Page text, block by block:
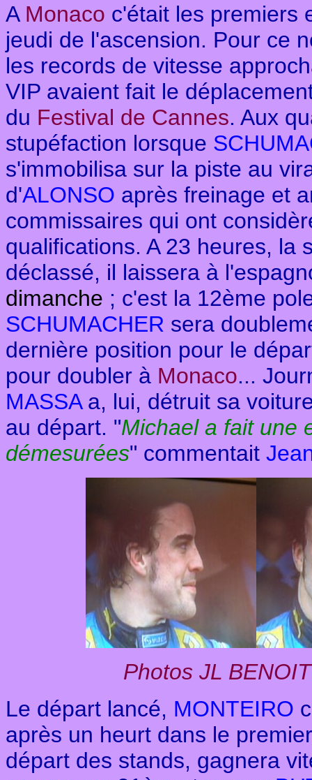
A Monaco c'était les premiers
jeudi de l'ascension. Pour ce
les records de vitesse
VIP avaient fait le
du Festival de Cannes. Aux
stupéfaction lorsque
s'immobilisa sur la piste au
d'ALONSO après freinage et
commissaires qui ont
qualifications. A 23 heures, la
déclassé, il laissera à
dimanche ; c'est la 12ème
SCHUMACHER sera
dernière position pour le
pour doubler à Monaco...
MASSAa, lui, détruit sa
au départ. "Michael a fait une
démesurées" commentait
Photos JL
Le départ lancé, MONTEIRO
après un heurt dans le
départ des stands, gagnera